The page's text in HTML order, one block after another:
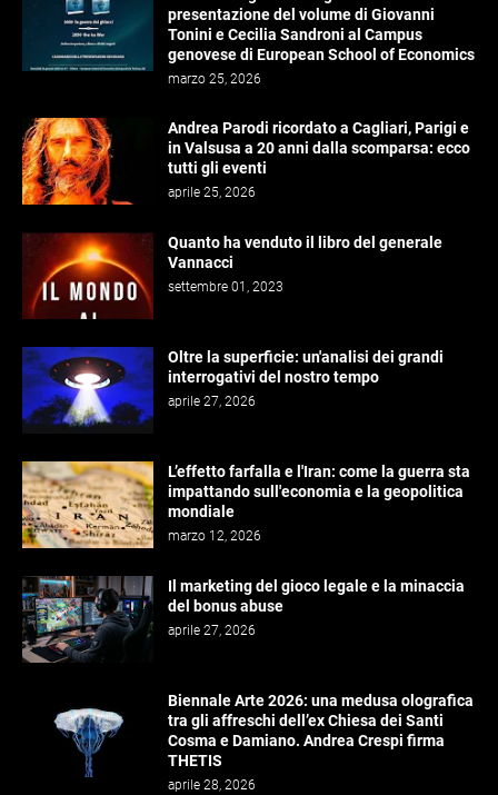
presentazione del volume di Giovanni
Tonini e Cecilia Sandroni al Campus
genovese di European School of Economics
marzo 25, 2026
Andrea Parodi ricordato a Cagliari, Parigi e
in Valsusa a 20 anni dalla scomparsa: ecco
tutti gli eventi
aprile 25, 2026
Quanto ha venduto il libro del generale
Vannacci
settembre 01, 2023
Oltre la superficie: un'analisi dei grandi
interrogativi del nostro tempo
aprile 27, 2026
L’effetto farfalla e l'Iran: come la guerra sta
impattando sull'economia e la geopolitica
mondiale
marzo 12, 2026
Il marketing del gioco legale e la minaccia
del bonus abuse
aprile 27, 2026
Biennale Arte 2026: una medusa olografica
tra gli affreschi dell’ex Chiesa dei Santi
Cosma e Damiano. Andrea Crespi firma
THETIS
aprile 28, 2026